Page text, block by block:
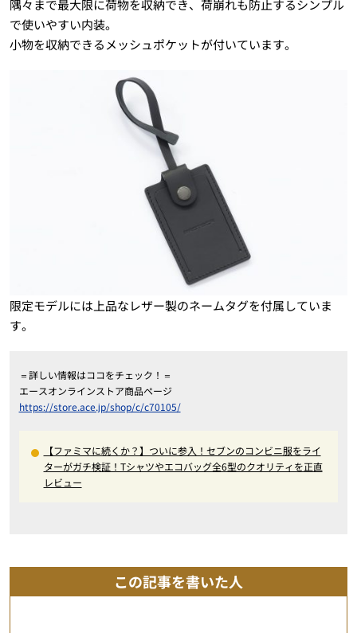
隅々まで最大限に荷物を収納でき、荷崩れも防止するシンプル
で使いやすい内装。
小物を収納できるメッシュポケットが付いています。
限定モデルには上品なレザー製のネームタグを付属していま
す。
＝詳しい情報はココをチェック！＝
エースオンラインストア商品ページ
https://store.ace.jp/shop/c/c70105/
【ファミマに続くか？】ついに参入！セブンのコンビニ服をライ
ターがガチ検証！Tシャツやエコバッグ全6型のクオリティを正直
レビュー
この記事を書いた人